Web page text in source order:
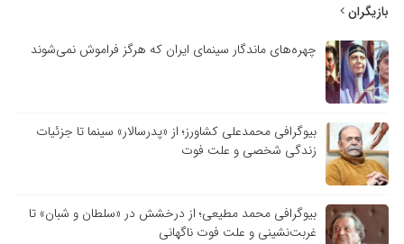
بازیگران
چهره‌های ماندگار سینمای ایران که هرگز فراموش نمی‌شوند
بیوگرافی محمدعلی کشاورز؛ از «پدرسالار» سینما تا جزئیات
زندگی شخصی و علت فوت
بیوگرافی محمد مطیعی؛ از درخشش در «سلطان و شبان» تا
غربت‌نشینی و علت فوت ناگهانی